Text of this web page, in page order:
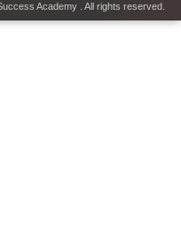
Academy . All rights reserved.